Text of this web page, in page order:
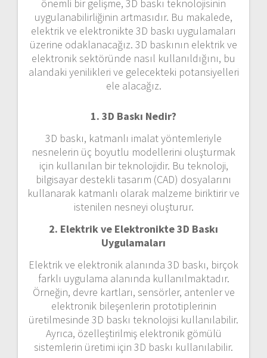
önemli bir gelişme, 3D baskı teknolojisinin
uygulanabilirliğinin artmasıdır. Bu makalede,
elektrik ve elektronikte 3D baskı uygulamaları
üzerine odaklanacağız. 3D baskının elektrik ve
elektronik sektöründe nasıl kullanıldığını, bu
alandaki yenilikleri ve gelecekteki potansiyelleri
ele alacağız.
1. 3D Baskı Nedir?
3D baskı, katmanlı imalat yöntemleriyle
nesnelerin üç boyutlu modellerini oluşturmak
için kullanılan bir teknolojidir. Bu teknoloji,
bilgisayar destekli tasarım (CAD) dosyalarını
kullanarak katmanlı olarak malzeme biriktirir ve
istenilen nesneyi oluşturur.
2. Elektrik ve Elektronikte 3D Baskı
Uygulamaları
Elektrik ve elektronik alanında 3D baskı, birçok
farklı uygulama alanında kullanılmaktadır.
Örneğin, devre kartları, sensörler, antenler ve
elektronik bileşenlerin prototiplerinin
üretilmesinde 3D baskı teknolojisi kullanılabilir.
Ayrıca, özelleştirilmiş elektronik gömülü
sistemlerin üretimi için 3D baskı kullanılabilir.